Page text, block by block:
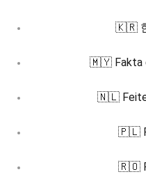
🇰🇷
🇲🇾 Fakta
🇳🇱
🇵🇱
🇷🇴